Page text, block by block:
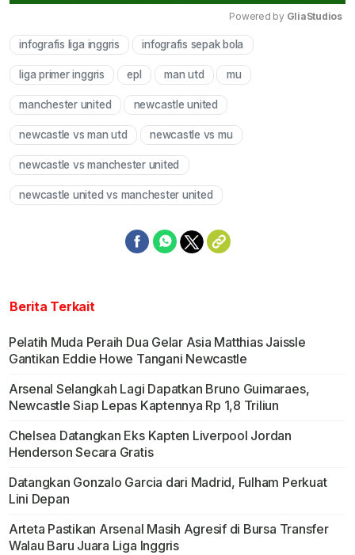
Powered by GliaStudios
infografis liga inggris infografis sepak bola
liga primer inggris epl man utd mu
manchester united newcastle united
newcastle vs man utd newcastle vs mu
newcastle vs manchester united
newcastle united vs manchester united
Berita Terkait
Pelatih Muda Peraih Dua Gelar Asia Matthias Jaissle
Gantikan Eddie Howe Tangani Newcastle
Arsenal Selangkah Lagi Dapatkan Bruno Guimaraes,
Newcastle Siap Lepas Kaptennya Rp 1,8 Triliun
Chelsea Datangkan Eks Kapten Liverpool Jordan
Henderson Secara Gratis
Datangkan Gonzalo Garcia dari Madrid, Fulham Perkuat
Lini Depan
Arteta Pastikan Arsenal Masih Agresif di Bursa Transfer
Walau Baru Juara Liga Inggris